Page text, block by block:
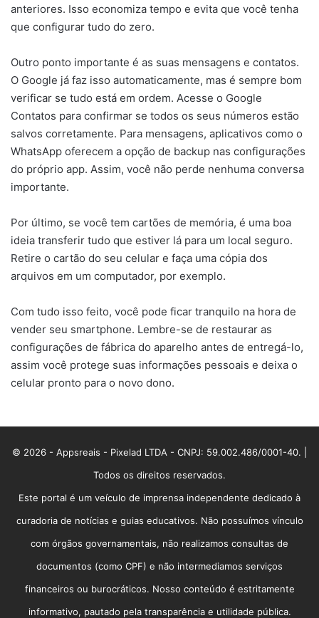
anteriores. Isso economiza tempo e evita que você tenha
que configurar tudo do zero.
Outro ponto importante é as suas mensagens e contatos.
O Google já faz isso automaticamente, mas é sempre bom
verificar se tudo está em ordem. Acesse o Google
Contatos para confirmar se todos os seus números estão
salvos corretamente. Para mensagens, aplicativos como o
WhatsApp oferecem a opção de backup nas configurações
do próprio app. Assim, você não perde nenhuma conversa
importante.
Por último, se você tem cartões de memória, é uma boa
ideia transferir tudo que estiver lá para um local seguro.
Retire o cartão do seu celular e faça uma cópia dos
arquivos em um computador, por exemplo.
Com tudo isso feito, você pode ficar tranquilo na hora de
vender seu smartphone. Lembre-se de restaurar as
configurações de fábrica do aparelho antes de entregá-lo,
assim você protege suas informações pessoais e deixa o
celular pronto para o novo dono.
© 2026 - Appsreais - Pixelad LTDA - CNPJ: 59.002.486/0001-40. |
Todos os direitos reservados.
Este portal é um veículo de imprensa independente dedicado à
curadoria de notícias e guias educativos. Não possuímos vínculo
com órgãos governamentais, não realizamos consultas de
documentos (como CPF) e não intermediamos serviços
financeiros ou burocráticos. Nosso conteúdo é estritamente
informativo, pautado pela transparência e utilidade pública.